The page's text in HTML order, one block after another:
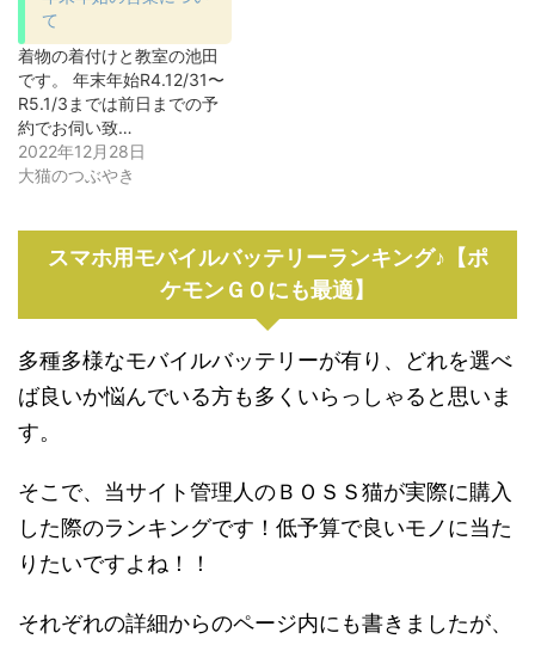
て
着物の着付けと教室の池田
です。 年末年始R4.12/31〜
R5.1/3までは前日までの予
約でお伺い致…
2022年12月28日
大猫のつぶやき
スマホ用モバイルバッテリーランキング♪【ポ
ケモンＧＯにも最適】
多種多様なモバイルバッテリーが有り、どれを選べ
ば良いか悩んでいる方も多くいらっしゃると思いま
す。
そこで、当サイト管理人のＢＯＳＳ猫が実際に購入
した際のランキングです！低予算で良いモノに当た
りたいですよね！！
それぞれの詳細からのページ内にも書きましたが、